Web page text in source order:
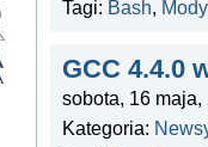
Tagi: Bash,
GCC 4.4.0
sobota, 16
Kategoria: